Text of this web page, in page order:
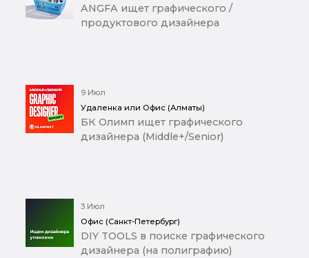
ANGFA ищет графического /
продуктового дизайнера
9 Июл
Удаленка или Офис (Алматы)
БК Олимп ищет графического
дизайнера (Middle+/Senior)
3 Июл
Офис (Санкт-Петербург)
DIY TOOLS в поиске графического
дизайнера (на полиграфию)